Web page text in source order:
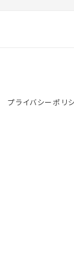
プライバシーポリ